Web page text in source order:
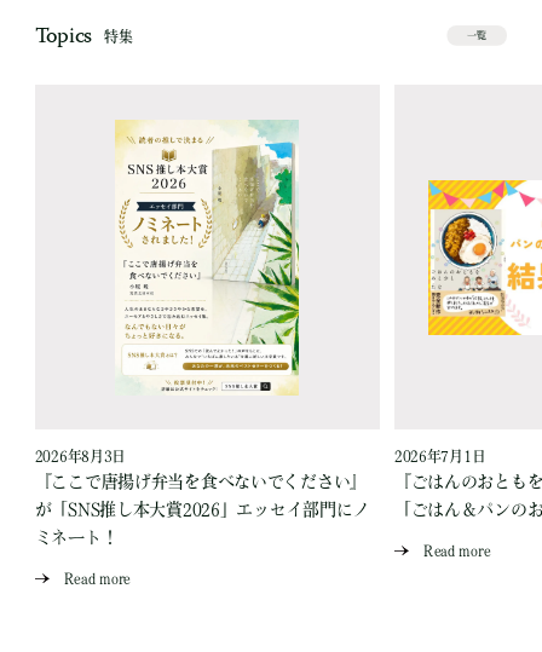
Topics 特集 一覧
2026年8月3日
『ここで唐揚げ弁当を食べないでください』
が「SNS推し本大賞2026」エッセイ部門にノ
ミネート！
Read more
2026年7月1日
『ごはんのおとも
「ごはん＆パンの
Read more